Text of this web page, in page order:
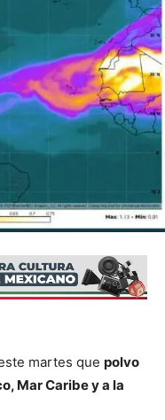
martes que polvo
Mar Caribe y a la